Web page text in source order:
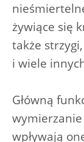
żywiące się
także
i wiele
Główną
wpływają